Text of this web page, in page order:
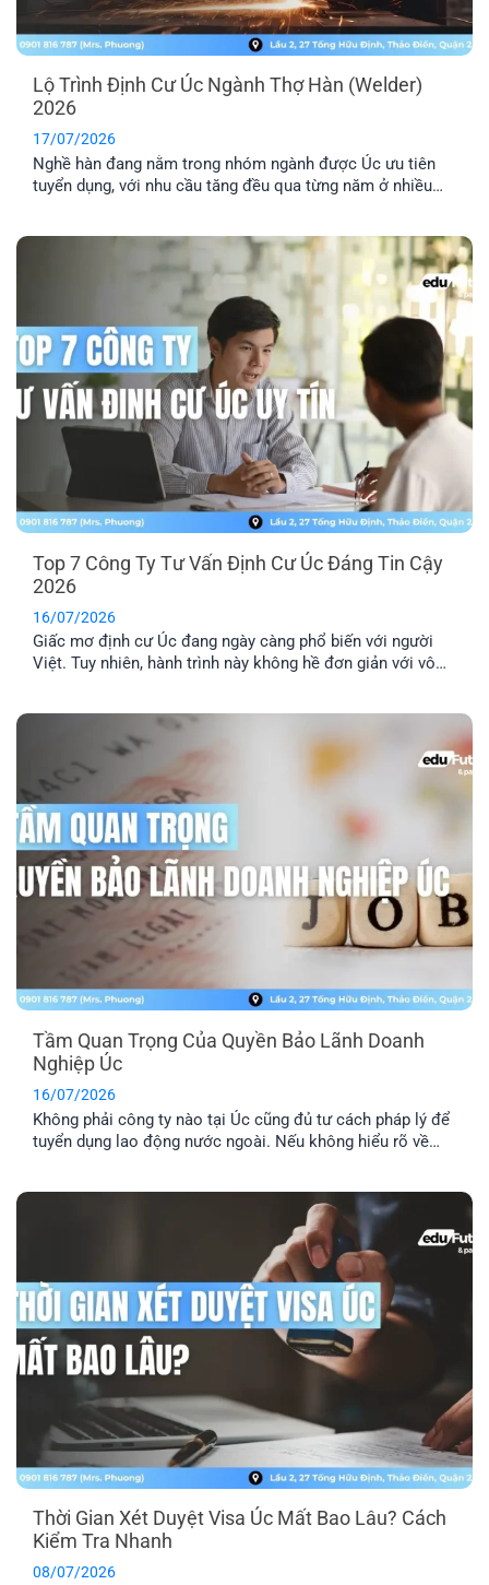
Lộ Trình Định Cư Úc Ngành Thợ Hàn (Welder)
2026
17/07/2026
Nghề hàn đang nằm trong nhóm ngành được Úc ưu tiên
tuyển dụng, với nhu cầu tăng đều qua từng năm ở nhiều
visa phù hợp, điều kiện cần và [...]
Top 7 Công Ty Tư Vấn Định Cư Úc Đáng Tin Cậy
2026
16/07/2026
Giấc mơ định cư Úc đang ngày càng phổ biến với người
Việt. Tuy nhiên, hành trình này không hề đơn giản với vô
của bạn được xử lý chính xác, nhanh chóng và hiệu quả.
Tầm Quan Trọng Của Quyền Bảo Lãnh Doanh
Nghiệp Úc
16/07/2026
Không phải công ty nào tại Úc cũng đủ tư cách pháp lý để
tuyển dụng lao động nước ngoài. Nếu không hiểu rõ về
Thời Gian Xét Duyệt Visa Úc Mất Bao Lâu? Cách
Kiểm Tra Nhanh
08/07/2026